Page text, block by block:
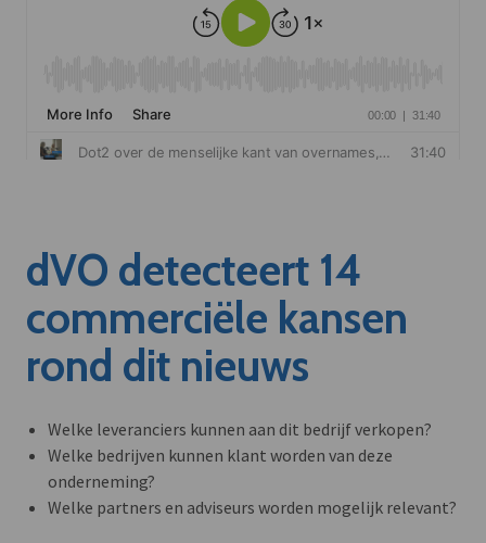
dVO detecteert 14
commerciële kansen
rond dit nieuws
Welke leveranciers kunnen aan dit bedrijf verkopen?
Welke bedrijven kunnen klant worden van deze
onderneming?
Welke partners en adviseurs worden mogelijk relevant?